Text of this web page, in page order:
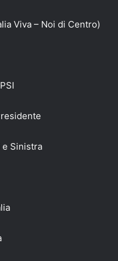
Viva – Noi di Centro)
e Sinistra